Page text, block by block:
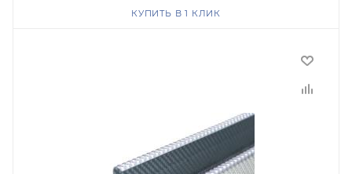
КУПИТЬ В 1 КЛИК